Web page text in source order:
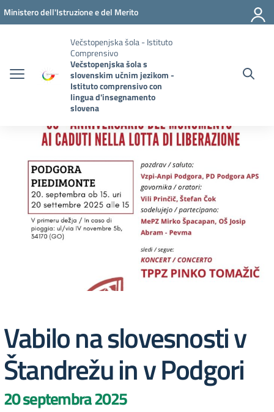
Pojdi na vsebino
Vai al menu di navigazione
Vai al footer
Ministero dell'Istruzione e del Merito
Večstopenjska šola - Istituto
Comprensivo
Večstopenjska šola s
slovenskim učnim jezikom -
Istituto comprensivo con
lingua d'insegnamento
slovena
Vabilo na slovesnosti v
Štandrežu in v Podgori
20 septembra 2025